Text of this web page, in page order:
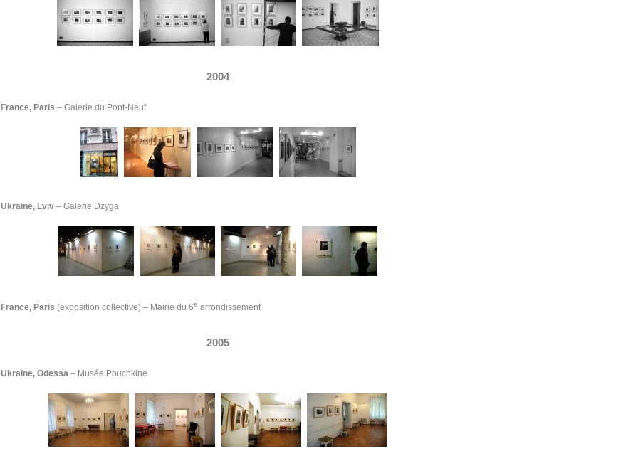
2004
France, Paris – Galerie du Pont-Neuf
Ukraine, Lviv – Galerie Dzyga
France, Paris (exposition collective) – Mairie du 6e arrondissement
2005
Ukraine, Odessa – Musée Pouchkine